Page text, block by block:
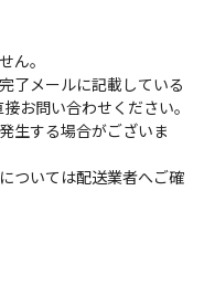
ん。
了メールに記載している
お問い合わせください。
生する場合がございま
ついては配送業者へご確